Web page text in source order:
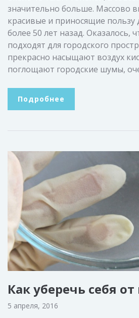
значительно больше. Массово
красивые и приносящие пользу
более 50 лет назад. Оказалось,
подходят для городского
прекрасно насыщают воздух
поглощают городские шумы,
Подробнее
Как уберечь себя
5 апреля, 2016